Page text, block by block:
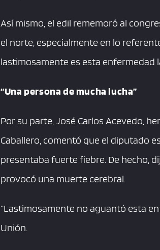
Así mismo, el edil rememoró al
el norte, especialmente en lo
lastimosamente es esta enfermedad
“Una persona de mucha lucha”
Por su parte, José Carlos Acevedo,
Caballero, comentó que el diputado
presentaba fuerte fiebre. De hecho,
provocó una muerte cerebral.
“Lastimosamente no aguantó esta
Unión.